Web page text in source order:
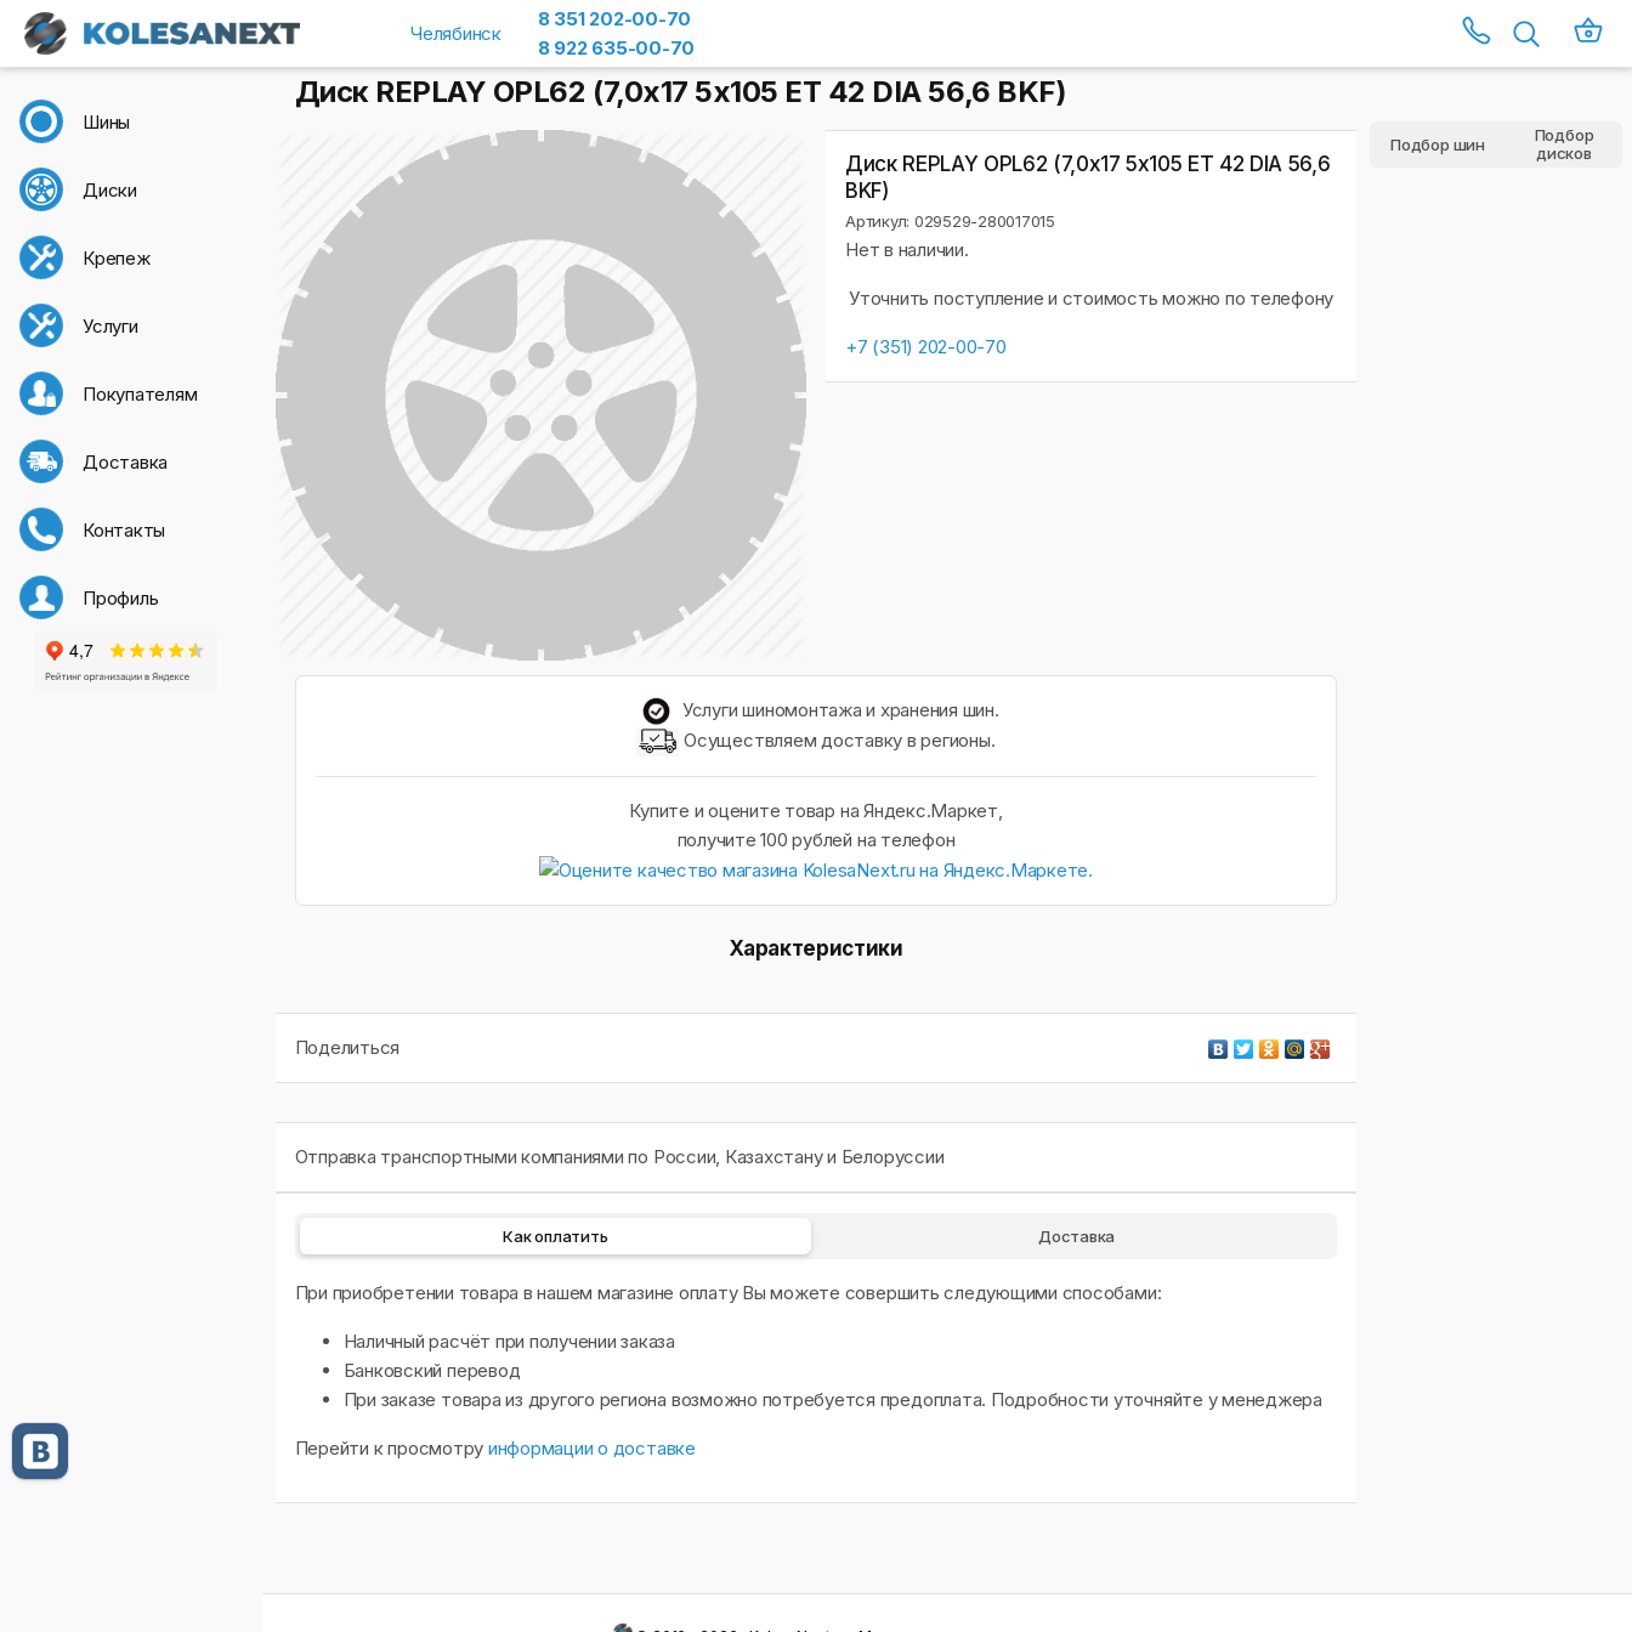
Челябинск
8 351 202-00-70
8 922 635-00-70
Шины
Диски
Крепеж
Услуги
Покупателям
Доставка
Контакты
Профиль
Диск REPLAY OPL62 (7,0х17 5x105 ET 42 DIA 56,6 BKF)
Диск REPLAY OPL62 (7,0х17 5x105 ET 42 DIA 56,6
BKF)
Артикул: 029529-280017015
Нет в наличии.
Уточнить поступление и стоимость можно по телефону
+7 (351) 202-00-70
Услуги шиномонтажа и хранения шин.
Осуществляем доставку в регионы.
Купите и оцените товар на Яндекс.Маркет,
получите 100 рублей на телефон
Характеристики
Поделиться
Отправка транспортными компаниями по России, Казахстану и Белоруссии
Как оплатить Доставка
При приобретении товара в нашем магазине оплату Вы можете совершить следующими способами:
Наличный расчёт при получении заказа
Банковский перевод
При заказе товара из другого региона возможно потребуется предоплата. Подробности уточняйте у менеджера
Перейти к просмотру информации о доставке
Подбор шин
Подбор
дисков